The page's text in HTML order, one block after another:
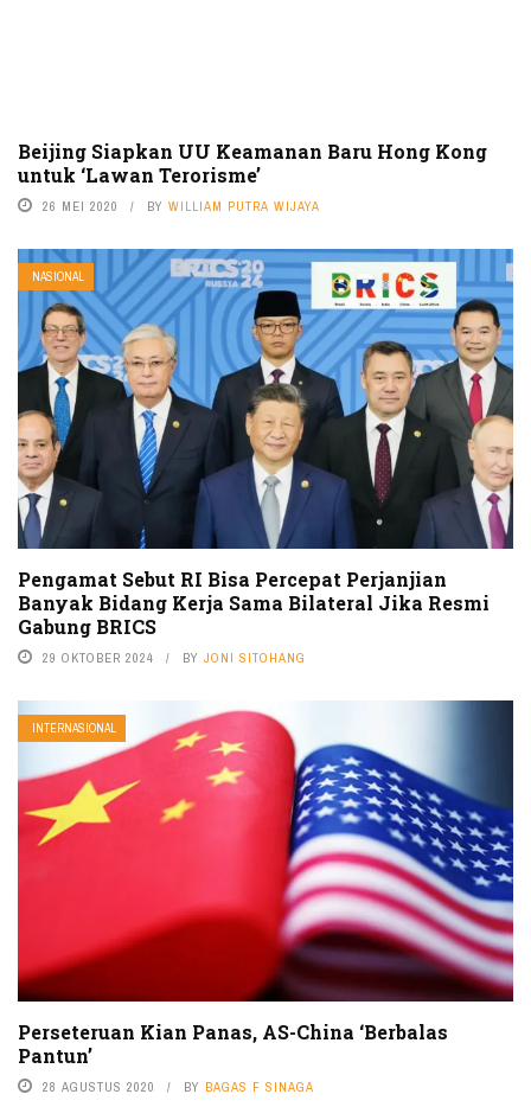
Beijing Siapkan UU Keamanan Baru Hong Kong
untuk ‘Lawan Terorisme’
26 MEI 2020 BY WILLIAM PUTRA WIJAYA
NASIONAL
Pengamat Sebut RI Bisa Percepat Perjanjian
Banyak Bidang Kerja Sama Bilateral Jika Resmi
Gabung BRICS
29 OKTOBER 2024 BY JONI SITOHANG
INTERNASIONAL
Perseteruan Kian Panas, AS-China ‘Berbalas
Pantun’
28 AGUSTUS 2020 BY BAGAS F SINAGA